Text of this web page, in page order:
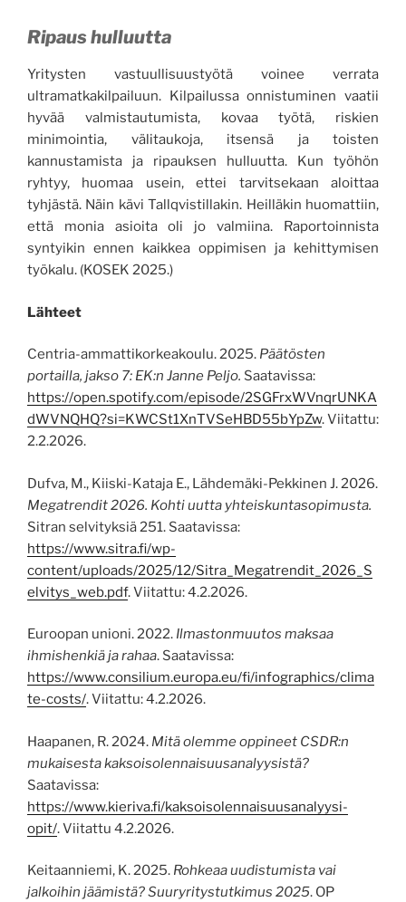
Ripaus hulluutta
Yritysten vastuullisuustyötä voinee verrata
ultramatkakilpailuun. Kilpailussa onnistuminen vaatii
hyvää valmistautumista, kovaa työtä, riskien
minimointia, välitaukoja, itsensä ja toisten
kannustamista ja ripauksen hulluutta. Kun työhön
ryhtyy, huomaa usein, ettei tarvitsekaan aloittaa
tyhjästä. Näin kävi Tallqvistillakin. Heilläkin huomattiin,
että monia asioita oli jo valmiina. Raportoinnista
syntyikin ennen kaikkea oppimisen ja kehittymisen
työkalu. (KOSEK 2025.)
Lähteet
Centria-ammattikorkeakoulu. 2025. Päätösten
portailla, jakso 7: EK:n Janne Peljo. Saatavissa:
https://open.spotify.com/episode/2SGFrxWVnqrUNKA
dWVNQHQ?si=KWCSt1XnTVSeHBD55bYpZw. Viitattu:
2.2.2026.
Dufva, M., Kiiski-Kataja E., Lähdemäki-Pekkinen J. 2026.
Megatrendit 2026. Kohti uutta yhteiskuntasopimusta.
Sitran selvityksiä 251. Saatavissa:
https://www.sitra.fi/wp-
content/uploads/2025/12/Sitra_Megatrendit_2026_S
elvitys_web.pdf. Viitattu: 4.2.2026.
Euroopan unioni. 2022. Ilmastonmuutos maksaa
ihmishenkiä ja rahaa. Saatavissa:
https://www.consilium.europa.eu/fi/infographics/clima
te-costs/. Viitattu: 4.2.2026.
Haapanen, R. 2024. Mitä olemme oppineet CSDR:n
mukaisesta kaksoisolennaisuusanalyysistä?
Saatavissa:
https://www.kieriva.fi/kaksoisolennaisuusanalyysi-
opit/. Viitattu 4.2.2026.
Keitaanniemi, K. 2025. Rohkeaa uudistumista vai
jalkoihin jäämistä? Suuryritystutkimus 2025. OP